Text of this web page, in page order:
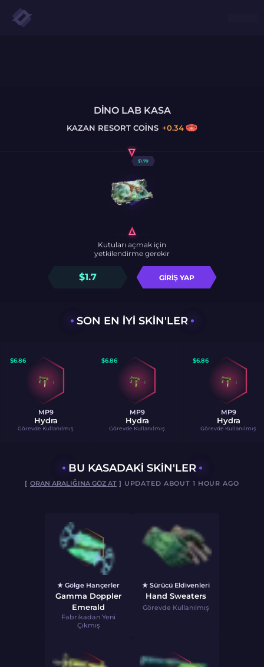
DINO LAB KASA
KAZAN RESORT COINS +0.34
$1.70
$1.7 GIRIŞ YAP
Kutuları açmak için
yetkilendirme gerekir
SON EN IYI SKIN'LER
$6.86
MP9
Hydra
Görevde Kullanılmış
$6.86
MP9
Hydra
Görevde Kullanılmış
$6.86
MP9
Hydra
Görevde Kullanılmış
BU KASADAKI SKIN'LER
[ ORAN ARALIĞINA GÖZ AT ] UPDATED ABOUT 1 HOUR AGO
★ Gölge Hançerler
Gamma Doppler
Emerald
Fabrikadan Yeni
Çıkmış
★ Sürücü Eldivenleri
Hand Sweaters
Görevde Kullanılmış